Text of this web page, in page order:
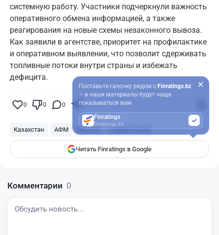
системную работу. Участники подчеркнули важность
оперативного обмена информацией, а также
реагирования на новые схемы незаконного вывоза.
Как заявили в агентстве, приоритет на профилактике
и оперативном выявлении, что позволит сдерживать
топливные потоки внутри страны и избежать
дефицита.
0 0 0 0
Казахстан АФМ бензин Ограничения
Читать Finratings в Google
Поставьте галочку рядом с Finratings.kz
— и наши материалы будут чаще
показываться вам
Finratings
finratings.kz
Комментарии 0